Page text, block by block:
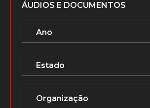
ÁUDIOS E DOCUMENTOS